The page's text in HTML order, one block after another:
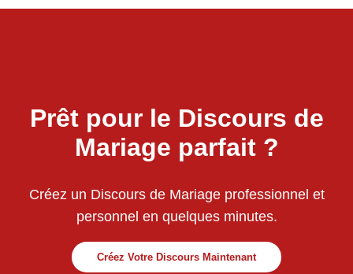
Prêt pour le Discours de
Mariage parfait ?
Créez un Discours de Mariage professionnel et
personnel en quelques minutes.
Créez Votre Discours Maintenant